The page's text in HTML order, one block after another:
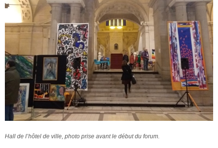
Hall de l’hôtel de ville, photo prise avant le début du forum.